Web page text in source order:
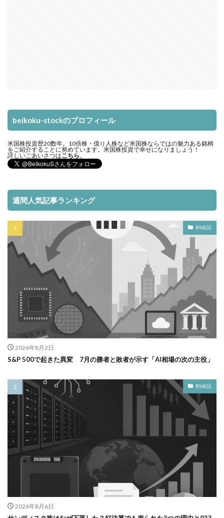
beikoku-stockのプロフィール
米国株投資歴20数年。10倍株・億り人株など米国株ならではの魅力ある銘柄
をご紹介することに努めています。米国株投資で幸せになりましょう！
詳しいごあいさつはこちら 。
週間人気記事ランキング
BS余話
2026年8月2日
S&P 500で起きた異変 7月の勝者と敗者が示す「AI相場の次の主役」
BS余話
2026年8月6日